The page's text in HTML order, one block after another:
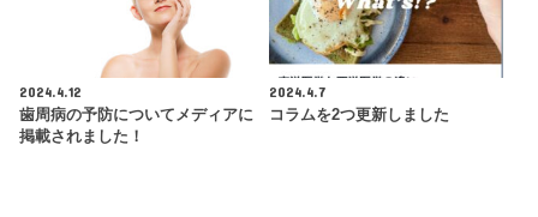
2024.4.12
歯周病の予防についてメディアに
掲載されました！
2024.4.7
コラムを2つ更新しました